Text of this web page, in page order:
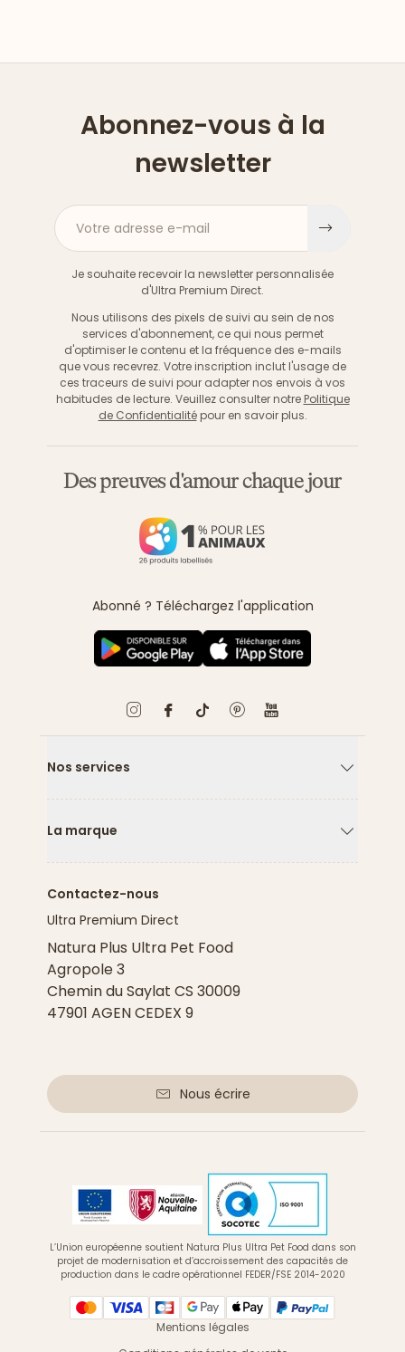
Abonnez-vous à la
newsletter
Votre adresse e-mail
Je souhaite recevoir la newsletter personnalisée
d'Ultra Premium Direct.
Nous utilisons des pixels de suivi au sein de nos
services d'abonnement, ce qui nous permet
d'optimiser le contenu et la fréquence des e-mails
que vous recevrez. Votre inscription inclut l'usage de
ces traceurs de suivi pour adapter nos envois à vos
habitudes de lecture. Veuillez consulter notre Politique
de Confidentialitépour en savoir plus.
Des preuves d'amour chaque jour
Abonné ? Téléchargez l'application
Nos services
La marque
Contactez-nous
Ultra Premium Direct
Natura Plus Ultra Pet Food
Agropole 3
Chemin du Saylat CS 30009
47901 AGEN CEDEX 9
Nous écrire
L’Union européenne soutient Natura Plus Ultra Pet Food dans son
projet de modernisation et d’accroissement des capacités de
production dans le cadre opérationnel FEDER/FSE 2014-2020
Mentions légales